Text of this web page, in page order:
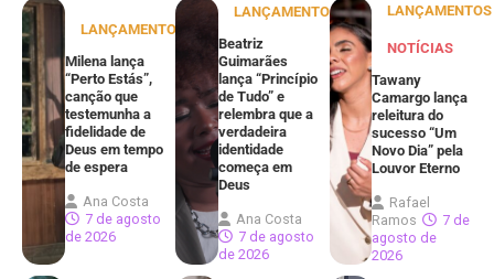
LANÇAMENTOS
Milena lança
“Perto Estás”,
canção que
testemunha a
fidelidade de
Deus em tempo
de espera
Ana Costa
7 de agosto
de 2026
LANÇAMENTOS
Beatriz
Guimarães
lança “Princípio
de Tudo” e
relembra que a
verdadeira
identidade
começa em
Deus
Ana Costa
7 de agosto
de 2026
LANÇAMENTOS
NOTÍCIAS
Tawany
Camargo lança
releitura do
sucesso “Um
Novo Dia” pela
Louvor Eterno
Rafael
Ramos
7 de
agosto de
2026